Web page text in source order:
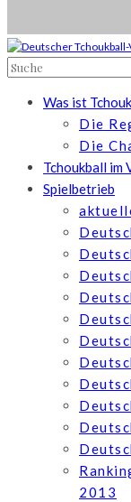
Was ist
Die
Die
Tchoukball im
Spielbetrieb
2013